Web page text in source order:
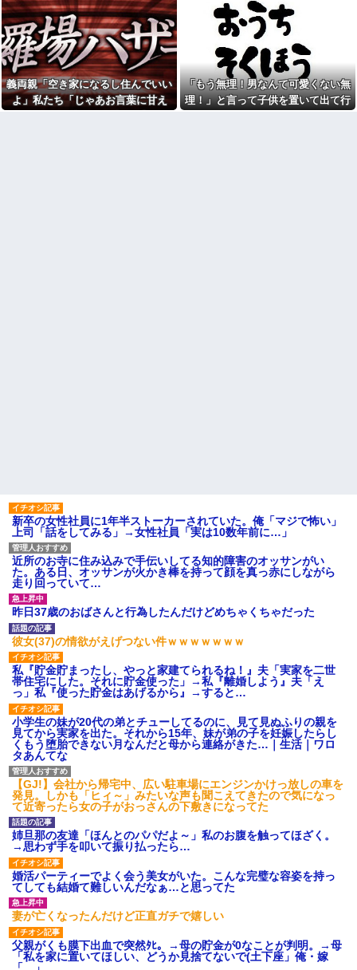
NTTから見に覚えのない請求
書がきた。無視しようと思って
いたら、とんでもない事実が判
明して…
【悲報】Z世代「なんでセルフ
レジなのに自分で商品通さない
といけないんだ」
祭りって謎だよな、誰が神輿
担いでるの？屋台出店してる奴
タ
後続車にクラクションを鳴ら
され彼氏が逆切れ。「何クラク
ション鳴らしてんだ！降りてこ
いよ！」と怒鳴りだし...
【衝撃】報酬100万円超の治験
募集がこちらｗｗｗｗｗ(※画像
あり)
【ネット騒然】惨殺されたタ
ワマン頂き女子のこの動画、す
げえええええｗｗｗｗｗｗｗｗ
ｗｗｗ
【愕然】白のクラウン俺氏、
高速道路左車線を制限速度で走
った結果wwwwwwwwwwww
百年の恋12-899 食べた量を
張り合ってくる
【悲報】佐藤輝明・・・２軍
でも盛大にやらかす←あまり悲
しませないでくれ
けど全部埋めやがった
【悲報】警察に射殺された包
丁男、直前に母を亡くし精神的
ショックを受けていたと判明
里帰り出産した嫁が実家から
帰ってこないので離婚要求。す
ると義父がブチギレた
旦那の同僚女が旦那の元カ
ノ。なのにしょっちゅうペアで
無いはずなのに...
き込む騒ぎに…
義両親「空き家になるし住んでいい
よ」私たち「じゃあお言葉に甘え
「もう無理！男なんて可愛くない無
理！」と言って子供を置いて出て行
新卒の女性社員に1年半ストーカーされていた。俺「マジで怖い」
上司「話をしてみる」→女性社員「実は10数年前に…」
近所のお寺に住み込みで手伝いしてる知的障害のオッサンがい
た。ある日、オッサンが火かき棒を持って顔を真っ赤にしながら
走り回っていて…
昨日37歳のおばさんと行為したんだけどめちゃくちゃだった
彼女(37)の情欲がえげつない件ｗｗｗｗｗｗｗ
私『貯金貯まったし、やっと家建てられるね！』夫「実家を二世
帯住宅にした。それに貯金使った」→私『離婚しよう』夫「え
っ」私『使った貯金はあげるから』→すると…
小学生の妹が20代の弟とチューしてるのに、見て見ぬふりの親を
見てから実家を出た。それから15年、妹が弟の子を妊娠したらし
くもう堕胎できない月なんだと母から連絡がきた…｜生活｜ワロ
タあんてな
【GJ!】会社から帰宅中、広い駐車場にエンジンかけっ放しの車を
発見。しかも「ヒィ～」みたいな声も聞こえてきたので気になっ
て近寄ったら女の子がおっさんの下敷きになってた
姉旦那の友達「ほんとのパパだよ～」私のお腹を触ってほざく。
→思わず手を叩いて振り払ったら…
婚活パーティーでよく会う美女がいた。こんな完璧な容姿を持っ
てしても結婚て難しいんだなぁ…と思ってた
妻が亡くなったんだけど正直ガチで嬉しい
父親がくも膜下出血で突然ﾀﾋ。→母の貯金が0なことが判明。→母
「私を家に置いてほしい、どうか見捨てないで(土下座」俺・嫁
「…」